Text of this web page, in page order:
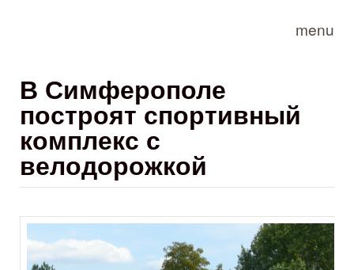
menu
В Симферополе
построят спортивный
комплекс с
велодорожкой